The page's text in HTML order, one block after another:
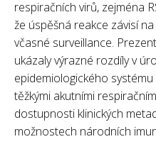
respiračních virů, zejména
že úspěšná reakce závisí
včasné surveillance.
ukázaly výrazné rozdíly v
epidemiologického
těžkými akutními
dostupnosti klinických
možnostech národních